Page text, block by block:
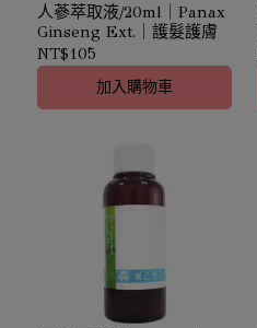
人蔘萃取液/20ml｜Panax
Ginseng Ext.｜護髮護膚
NT$105
加入購物車